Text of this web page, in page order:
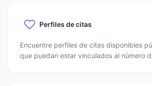
Perfiles de citas
Encuentre perfiles de citas disponibles
que puedan estar vinculados al número